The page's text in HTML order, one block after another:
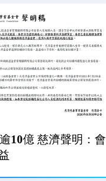
10億 慈濟聲明：會